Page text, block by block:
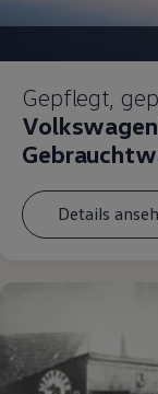
Gepflegt,
Details